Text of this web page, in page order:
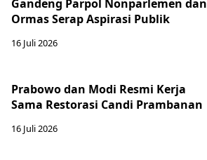
Gandeng Parpol Nonparlemen dan
Ormas Serap Aspirasi Publik
16 Juli 2026
Prabowo dan Modi Resmi Kerja
Sama Restorasi Candi Prambanan
16 Juli 2026